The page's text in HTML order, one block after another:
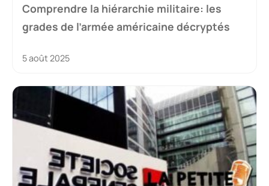
Comprendre la hiérarchie militaire: les
grades de l’armée américaine décryptés
5 août 2025